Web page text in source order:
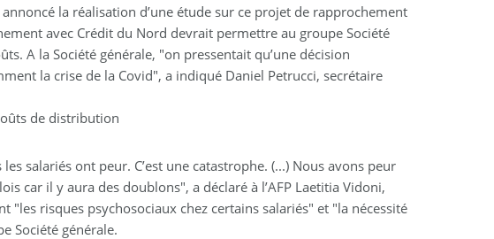
la réalisation d’une étude sur ce projet de rapprochement
avec Crédit du Nord devrait permettre au groupe Société
A la Société générale, "on pressentait qu’une décision
la crise de la Covid", a indiqué Daniel Petrucci, secrétaire
de distribution
salariés ont peur. C’est une catastrophe. (...) Nous avons peur
car il y aura des doublons", a déclaré à l’AFP Laetitia Vidoni,
"les risques psychosociaux chez certains salariés" et "la nécessité
Société générale.